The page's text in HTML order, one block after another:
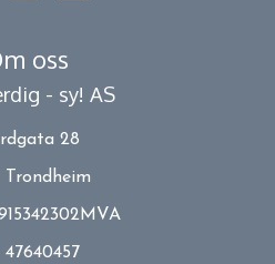
oss
- sy! AS
28
Trondheim
47640457